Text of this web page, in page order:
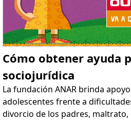
Cómo obtener ayuda
sociojurídica
La fundación ANAR brinda
adolescentes frente a
divorcio de los padres, maltrato,